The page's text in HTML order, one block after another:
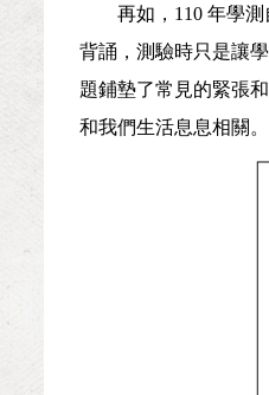
再如， 110 年學測
背誦，測驗時只是讓
題鋪墊了常見的緊張
和我們生活息息相關